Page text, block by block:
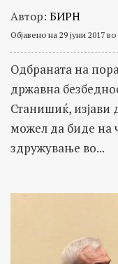
Автор: БИРН
Објавено на 29 јуни 2017 во
Одбраната на
државна
Станишиќ,
можел да биде на
здружување во...